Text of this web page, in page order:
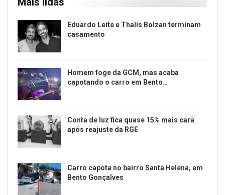
Eduardo Leite e Thalis Bolzan terminam
casamento
Homem foge da GCM, mas acaba
capotando o carro em Bento…
Conta de luz fica quase 15% mais cara
após reajuste da RGE
Carro capota no bairro Santa Helena, em
Bento Gonçalves